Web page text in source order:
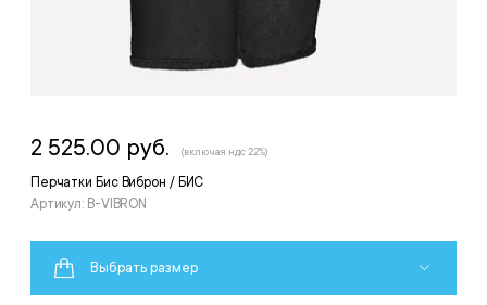
Перчатки Бис Виброн / БИС
Артикул: B-VIBRON
2 525.00 руб. (включая ндс 22%)
Выбрать размер